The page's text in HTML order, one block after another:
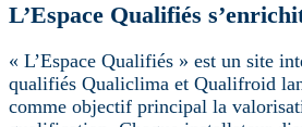
L’Espace Qualifiés
« L’Espace Qualifiés » est un site
qualifiés Qualiclima et Qualifroid
comme objectif principal la